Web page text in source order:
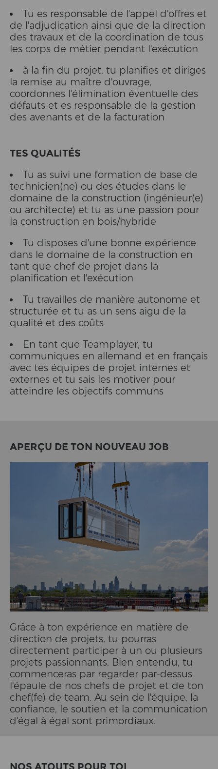
Tu es responsable de l'appel d'offres et
de l'adjudication ainsi que de la direction
des travaux et de la coordination de tous
les corps de métier pendant l'exécution
à la fin du projet, tu planifies et diriges
la remise au maître d'ouvrage,
coordonnes l'élimination éventuelle des
défauts et es responsable de la gestion
des avenants et de la facturation
TES QUALITÉS
Tu as suivi une formation de base de
technicien(ne) ou des études dans le
domaine de la construction (ingénieur(e)
ou architecte) et tu as une passion pour
la construction en bois/hybride
Tu disposes d'une bonne expérience
dans le domaine de la construction en
tant que chef de projet dans la
planification et l'exécution
Tu travailles de manière autonome et
structurée et tu as un sens aigu de la
qualité et des coûts
En tant que Teamplayer, tu
communiques en allemand et en français
avec tes équipes de projet internes et
externes et tu sais les motiver pour
atteindre les objectifs communs
APERÇU DE TON NOUVEAU JOB
Grâce à ton expérience en matière de
direction de projets, tu pourras
directement participer à un ou plusieurs
projets passionnants. Bien entendu, tu
commenceras par regarder par-dessus
l'épaule de nos chefs de projet et de ton
chef(fe) de team. Au sein de l'équipe, la
confiance, le soutien et la communication
d'égal à égal sont primordiaux.
NOS ATOUTS POUR TOI